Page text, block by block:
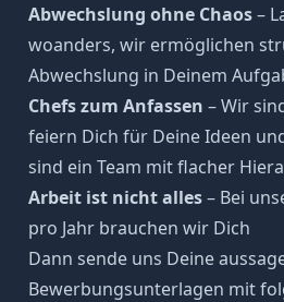
Abwechslung ohne Chaos–
woanders, wir ermöglichen
Abwechslung in Deinem
Chefs zum Anfassen – Wir
feiern Dich für Deine Ideen
sind ein Team mit flacher
Arbeit ist nicht alles– Bei
pro Jahr brauchen wir Dich
Dann sende uns Deine
Bewerbungsunterlagen mit